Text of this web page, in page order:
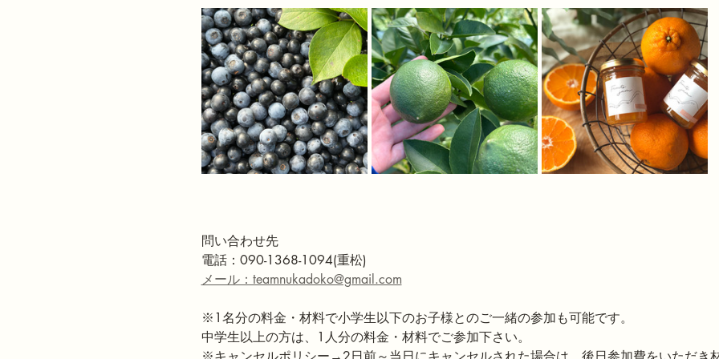
問い合わせ先
電話：090-1368-1094(重松)
メール：teamnukadoko@gmail.com
※1名分の料金・材料で小学生以下のお子様とのご一緒の参加も可能です。
中学生以上の方は、1人分の料金・材料でご参加下さい。